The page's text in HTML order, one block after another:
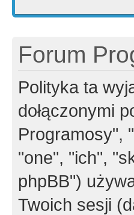
Forum
Polityka ta
dołączonymi
Programosy",
"one", "ich",
phpBB")
Twoich sesji